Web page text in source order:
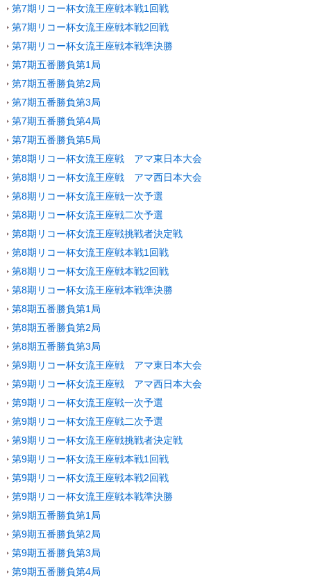
第7期リコー杯女流王座戦本戦1回戦
第7期リコー杯女流王座戦本戦2回戦
第7期リコー杯女流王座戦本戦準決勝
第7期五番勝負第1局
第7期五番勝負第2局
第7期五番勝負第3局
第7期五番勝負第4局
第7期五番勝負第5局
第8期リコー杯女流王座戦 アマ東日本大会
第8期リコー杯女流王座戦 アマ西日本大会
第8期リコー杯女流王座戦一次予選
第8期リコー杯女流王座戦二次予選
第8期リコー杯女流王座戦挑戦者決定戦
第8期リコー杯女流王座戦本戦1回戦
第8期リコー杯女流王座戦本戦2回戦
第8期リコー杯女流王座戦本戦準決勝
第8期五番勝負第1局
第8期五番勝負第2局
第8期五番勝負第3局
第9期リコー杯女流王座戦 アマ東日本大会
第9期リコー杯女流王座戦 アマ西日本大会
第9期リコー杯女流王座戦一次予選
第9期リコー杯女流王座戦二次予選
第9期リコー杯女流王座戦挑戦者決定戦
第9期リコー杯女流王座戦本戦1回戦
第9期リコー杯女流王座戦本戦2回戦
第9期リコー杯女流王座戦本戦準決勝
第9期五番勝負第1局
第9期五番勝負第2局
第9期五番勝負第3局
第9期五番勝負第4局